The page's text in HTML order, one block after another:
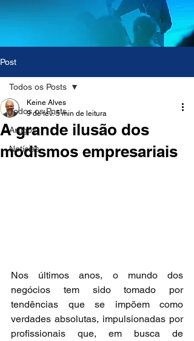
Post
Todos os Posts
Artigos
Notícias
Todos os Posts
A grande ilusão dos
modismos empresariais
Keine Alves
9 de fev. 5 min de leitura
Nos últimos anos, o mundo dos
negócios tem sido tomado por
tendências que se impõem como
verdades absolutas, impulsionadas por
profissionais que, em busca de